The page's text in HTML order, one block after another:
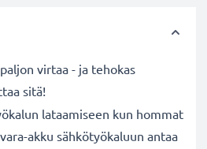
virtaa - ja tehokas
sitä!
lataamiseen kun hommat
akku sähkötyökaluun antaa